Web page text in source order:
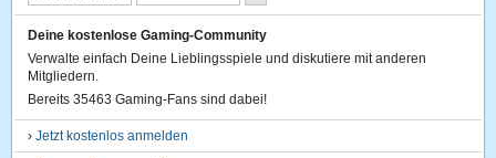
Deine kostenlose Gaming-Community
Verwalte einfach Deine Lieblingsspiele und diskutiere mit anderen
Mitgliedern.
Bereits 35463 Gaming-Fans sind dabei!
›Jetzt kostenlos anmelden